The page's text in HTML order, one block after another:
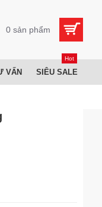
0 sản phẩm
VẤN SIÊU SALE
Hot